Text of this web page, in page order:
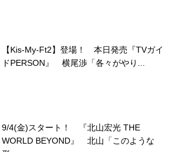
【Kis-My-Ft2】登場！ 本日発売『TVガイ
ドPERSON』 横尾渉「各々がやり...
9/4(金)スタート！ 『北山宏光 THE
WORLD BEYOND』 北山「このような